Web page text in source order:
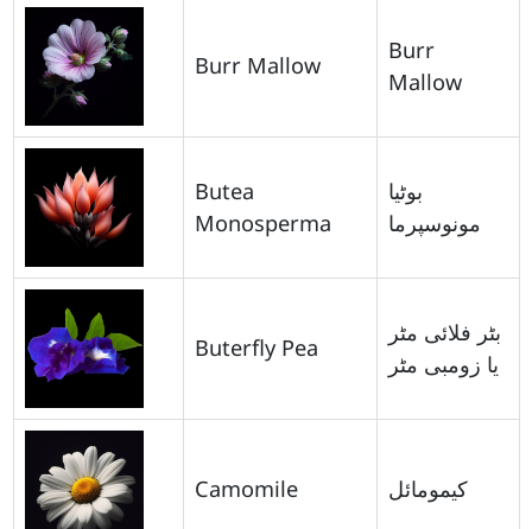
Burr Mallow
Burr
Mallow
Butea
Monosperma
بوٹیا
مونوسپرما
Buterfly Pea
بٹر فلائی مٹر
یا زومبی مٹر
Camomile کیمومائل